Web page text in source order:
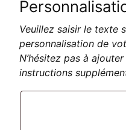
Veuillez saisir le texte
personnalisation de
N’hésitez pas à
instructions